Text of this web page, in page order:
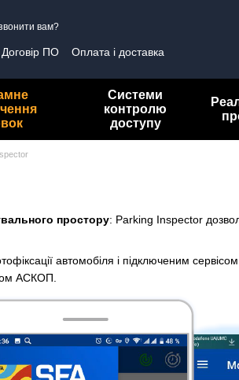
вам?
Договір ПО
Оплата і доставка
Системи
контролю
доступу
простору: Parking Inspector
автомобіля і підключеним сервісом
АСКОП.